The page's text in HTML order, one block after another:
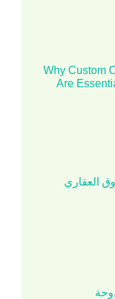
Why Custom
Are
العقاري